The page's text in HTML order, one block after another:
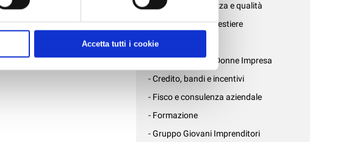
Accetta tutti i cookie
- Ambiente, sicurezza e qualità
- Associazioni di mestiere
- AziendePiù
- Confartigianato Donne Impresa
- Credito, bandi e incentivi
- Fisco e consulenza aziendale
- Formazione
- Gruppo Giovani Imprenditori